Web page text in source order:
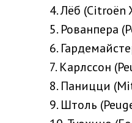
4. Лёб (Citroën
5. Рованпера
6.
7. Карлссон
8. Паницци
9. Штоль